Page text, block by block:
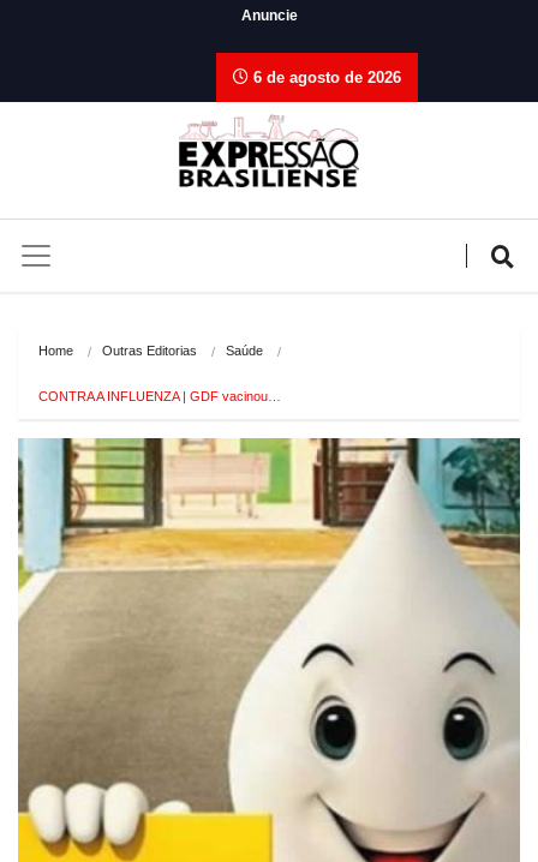
Anuncie
6 de agosto de 2026
Home Outras Editorias Saúde
CONTRA A INFLUENZA | GDF vacinou…